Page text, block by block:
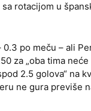
rotacijom u
po meču – ali
za „oba tima
2.5 golova“ na
ne gura previše